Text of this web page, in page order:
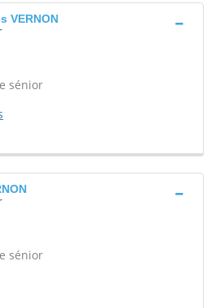
VERNON
sénior
sénior